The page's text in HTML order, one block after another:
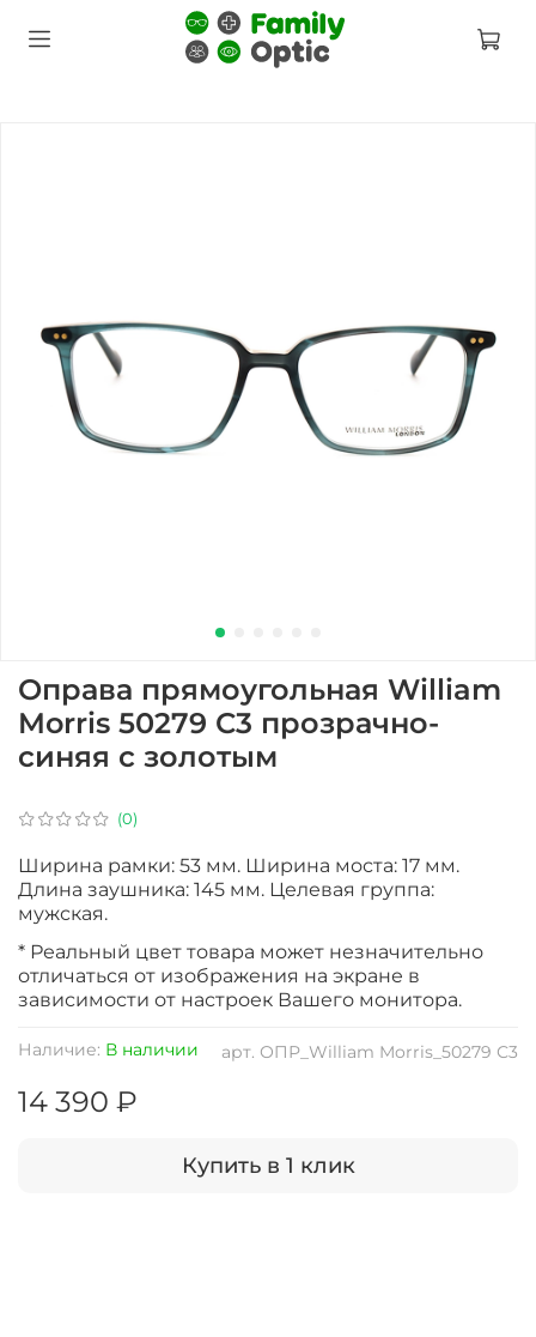
(0)
арт. ОПР_William Morris_50279 С3
Наличие: В наличии
Оправа прямоугольная William
Morris 50279 С3 прозрачно-
синяя с золотым
14 390 ₽
Купить в 1 клик
Ширина рамки: 53 мм. Ширина моста: 17 мм.
Длина заушника: 145 мм. Целевая группа:
мужская.
* Реальный цвет товара может незначительно
отличаться от изображения на экране в
зависимости от настроек Вашего монитора.